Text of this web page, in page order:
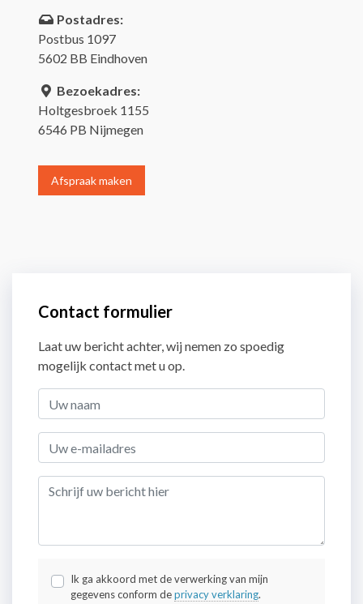
Postadres:
Postbus 1097
5602 BB Eindhoven
Bezoekadres:
Holtgesbroek 1155
6546 PB Nijmegen
Afspraak maken
Contact formulier
Laat uw bericht achter, wij nemen zo spoedig
mogelijk contact met u op.
Ik ga akkoord met de verwerking van mijn
gegevens conform deprivacy verklaring.